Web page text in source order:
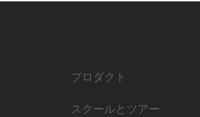
プロダクト
スクールとツアー